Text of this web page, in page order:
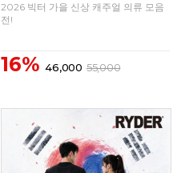
2026 빅터 가을 신상 캐주얼 의류 모음
전!
16% 46,000 55,000